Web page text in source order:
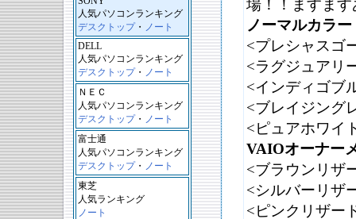
人気パソコンランキング
デスクトップ・ ノート
DELL
人気パソコンランキング
デスクトップ・ ノート
ＮＥＣ
人気パソコンランキング
デスクトップ・ ノート
富士通
人気パソコンランキング
デスクトップ・ ノート
東芝
人気ランキング
ノート
場！！ますま
ノーマルカラー
<プレシャスゴ
<ラグジュアリ
<インディゴブ
<ブレイジング
<ピュアホワイ
VAIOオーナー
<ブラウンリザ
<シルバーリザ
<ピンクリザー